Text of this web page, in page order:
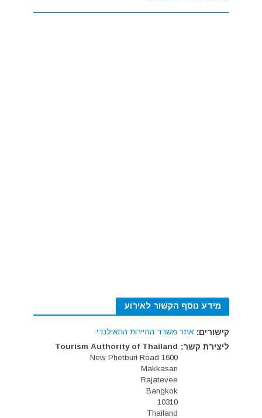
מידע נוסף הקשור לאירוע
קישורים: אתר משרד התיירות התאילנדי
ליצירת קשר: Tourism Authority of Thailand
1600 New Phetburi Road
Makkasan
Rajatevee
Bangkok
10310
Thailand